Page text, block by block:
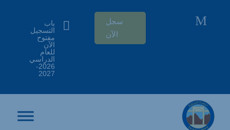
M
سجل
الآن

باب
التسجيل
مفتوح
الآن
للعام
الدراسي
2026-
2027